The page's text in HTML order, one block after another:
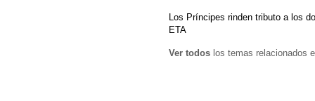
Los Príncipes rinden tributo a los
ETA
Ver todos los temas relacionados